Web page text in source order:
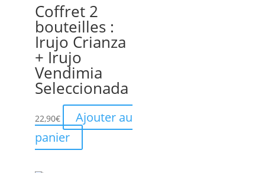
Coffret 2
bouteilles :
Irujo Crianza
+ Irujo
Vendimia
Seleccionada
22,90€
Ajouter au
panier